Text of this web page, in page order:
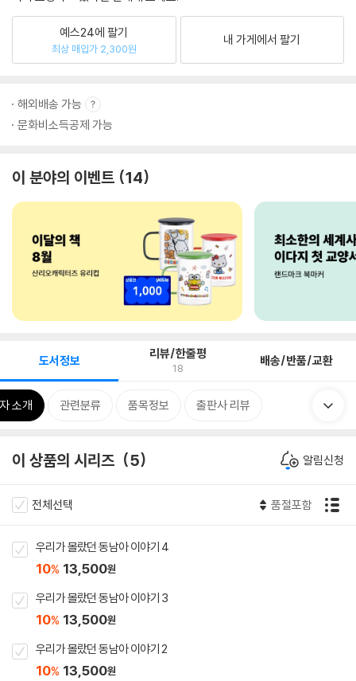
예스24에 팔기
최상 매입가 2,300원
내 가게에서 팔기
해외배송 가능
문화비소득공제 가능
이 분야의 이벤트 14
도서정보 리뷰/한줄평
18 배송/반품/교환
소개 관련분류 품목정보 출판사 리뷰
이 상품의 시리즈 5 알림신청
전체선택 품절포함
우리가 몰랐던 동남아 이야기 4
10% 13,500원
우리가 몰랐던 동남아 이야기 3
10% 13,500원
우리가 몰랐던 동남아 이야기 2
10% 13,500원